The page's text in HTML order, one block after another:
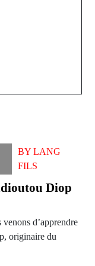
BYLANG
FILS
Diop
d’apprendre
originaire du